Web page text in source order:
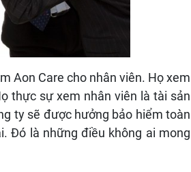
Aon Care cho nhân viên. Họ xem
thực sự xem nhân viên là tài sản
ty sẽ được hưởng bảo hiểm toàn
Đó là những điều không ai mong